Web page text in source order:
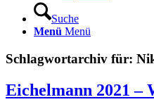
Suche
Menü Menü
Schlagwortarchiv für:
Eichelmann 2021 –